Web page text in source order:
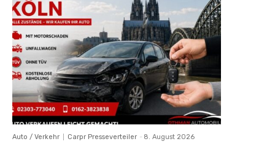
Auto / Verkehr Carpr Presseverteiler - 8. August 2026